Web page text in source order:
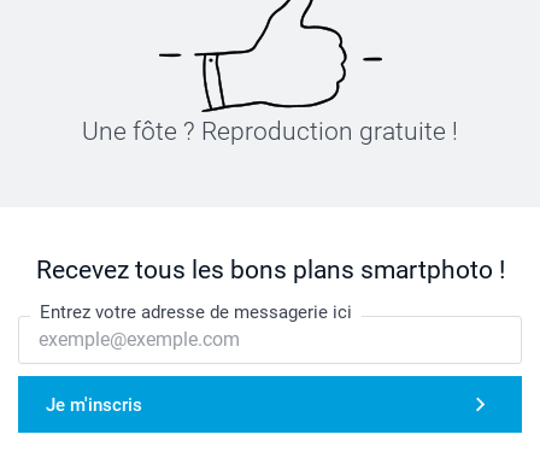
Une fôte ? Reproduction gratuite !
Recevez tous les bons plans smartphoto !
Entrez votre adresse de messagerie ici
Je m'inscris